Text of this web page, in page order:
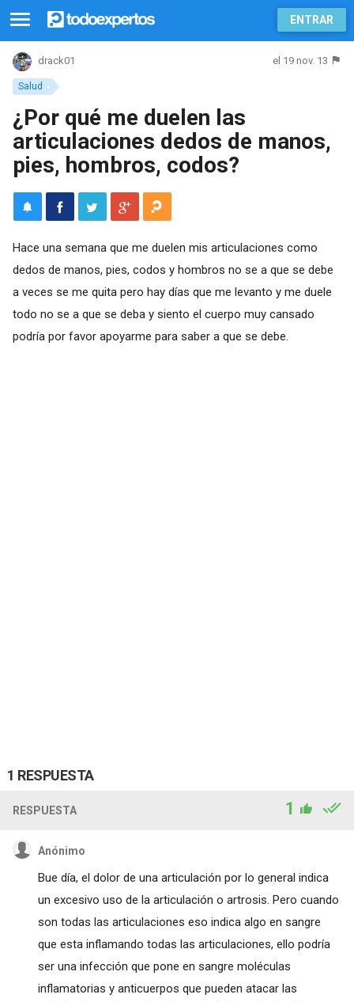
ENTRAR
Salud
drack01 el 19 nov. 13
¿Por qué me duelen las
articulaciones dedos de manos,
pies, hombros, codos?
Hace una semana que me duelen mis articulaciones como
dedos de manos, pies, codos y hombros no se a que se debe
a veces se me quita pero hay días que me levanto y me duele
todo no se a que se deba y siento el cuerpo muy cansado
podría por favor apoyarme para saber a que se debe.
1 RESPUESTA
RESPUESTA 1
Anónimo
Bue día, el dolor de una articulación por lo general indica
un excesivo uso de la articulación o artrosis. Pero cuando
son todas las articulaciones eso indica algo en sangre
que esta inflamando todas las articulaciones, ello podría
ser una infección que pone en sangre moléculas
inflamatorias y anticuerpos que pueden atacar las